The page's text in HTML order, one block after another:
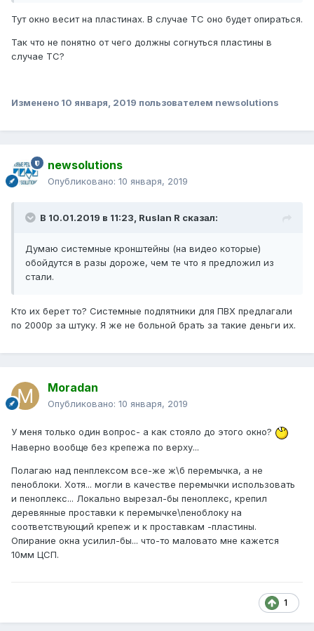
Тут окно весит на пластинах. В случае ТС оно будет опираться.
Так что не понятно от чего должны согнуться пластины в
случае ТС?
Изменено 10 января, 2019 пользователем newsolutions
newsolutions
Опубликовано: 10 января, 2019
В 10.01.2019 в 11:23, Ruslan R сказал:
Думаю системные кронштейны (на видео которые)
обойдутся в разы дороже, чем те что я предложил из
стали.
Кто их берет то? Системные подпятники для ПВХ предлагали
по 2000р за штуку. Я же не больной брать за такие деньги их.
Moradan
Опубликовано: 10 января, 2019
У меня только один вопрос- а как стояло до этого окно?
Наверно вообще без крепежа по верху...
Полагаю над пенплексом все-же ж\б перемычка, а не
пеноблоки. Хотя... могли в качестве перемычки использовать
и пеноплекс... Локально вырезал-бы пеноплекс, крепил
деревянные проставки к перемычке\пеноблоку на
соответствующий крепеж и к проставкам -пластины.
Опирание окна усилил-бы... что-то маловато мне кажется
10мм ЦСП.
1